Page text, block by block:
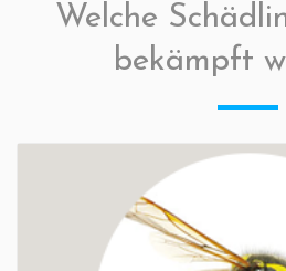
Welche
bekämpft